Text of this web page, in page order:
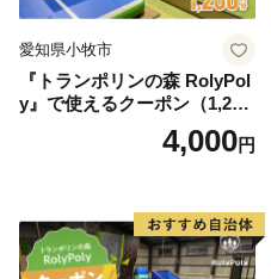
愛知県小牧市
『トランポリンの森 RolyPol
y』で使えるクーポン（1,200
4,000円